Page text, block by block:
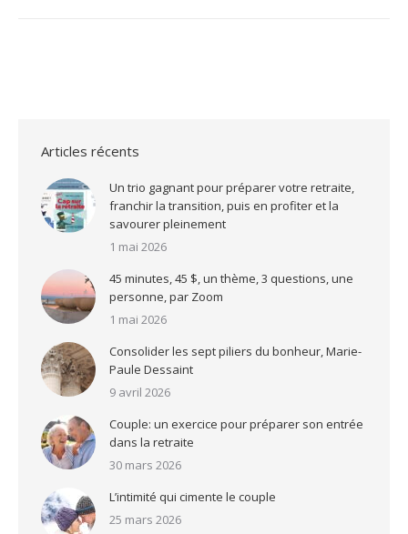
Articles récents
Un trio gagnant pour préparer votre retraite,
franchir la transition, puis en profiter et la
savourer pleinement
1 mai 2026
45 minutes, 45 $, un thème, 3 questions, une
personne, par Zoom
1 mai 2026
Consolider les sept piliers du bonheur, Marie-
Paule Dessaint
9 avril 2026
Couple: un exercice pour préparer son entrée
dans la retraite
30 mars 2026
L’intimité qui cimente le couple
25 mars 2026